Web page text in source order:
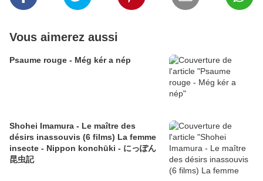
Vous aimerez aussi
Psaume rouge - Még kér a nép
Shohei Imamura - Le maître des
désirs inassouvis (6 films) La femme
insecte - Nippon konchūki - にっぽん
昆虫記